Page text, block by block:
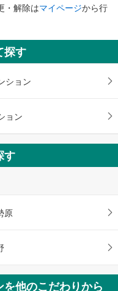
・解除はマイページから行
探す
ション
ョン
す
原
他のこだわりから